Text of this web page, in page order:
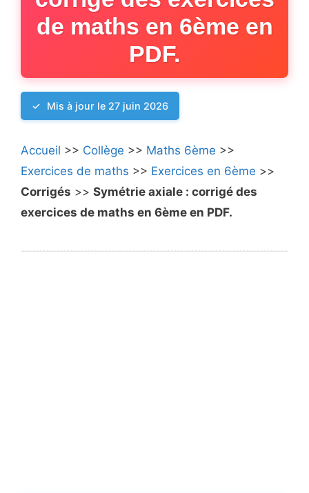
de maths en 6ème en
PDF.
Mis à jour le 27 juin 2026
Accueil >> Collège >> Maths 6ème >>
Exercices de maths >> Exercices en 6ème >>
Corrigés >> Symétrie axiale : corrigé des
exercices de maths en 6ème en PDF.